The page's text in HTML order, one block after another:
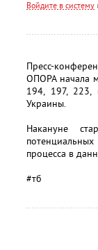
Войдите в систему
Пресс-
ОПОРА начала
194, 197, 223,
Украины.
Накануне
процесса в
#тб